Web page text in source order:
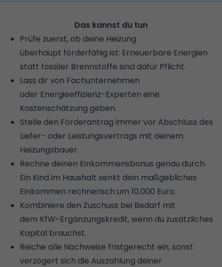
Das kannst du tun
Prüfe zuerst, ob deine Heizung
überhaupt förderfähig ist: Erneuerbare Energien
statt fossiler Brennstoffe sind dafür Pflicht.
Lass dir von Fachunternehmen
oder Energieeffizienz-Experten eine
Kostenschätzung geben.
Stelle den Förderantrag immer vor Abschluss des
Liefer- oder Leistungsvertrags mit deinem
Heizungsbauer.
Rechne deinen Einkommensbonus genau durch.
Ein Kind im Haushalt senkt dein maßgebliches
Einkommen rechnerisch um 10.000 Euro.
Kombiniere den Zuschuss bei Bedarf mit
dem KfW-Ergänzungskredit, wenn du zusätzliches
Kapital brauchst.
Reiche alle Nachweise fristgerecht ein, sonst
verzögert sich die Auszahlung deiner